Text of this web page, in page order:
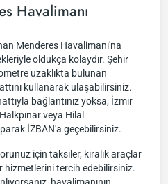
Havalimanı
Menderes Havalimanı'na
oldukça kolaydır. Şehir
uzaklıkta bulunan
kullanarak ulaşabilirsiniz.
bağlantınız yoksa, İzmir
veya Hilal
İZBAN'a geçebilirsiniz.
için taksiler, kiralık araçlar
hizmetlerini tercih edebilirsiniz.